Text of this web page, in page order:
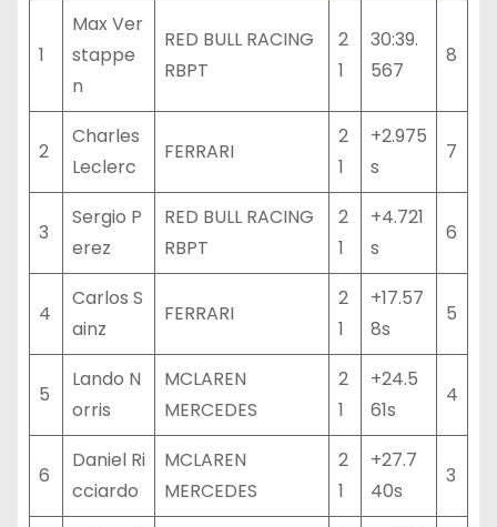
1
Max Ver
stappe
n
RED BULL RACING
RBPT
2
1
30:39.
567
8
2
Charles
Leclerc
FERRARI
2
1
+2.975
s
7
3
Sergio P
erez
RED BULL RACING
RBPT
2
1
+4.721
s
6
4
Carlos S
ainz
FERRARI
2
1
+17.57
8s
5
5
Lando N
orris
MCLAREN
MERCEDES
2
1
+24.5
61s
4
6
Daniel Ri
cciardo
MCLAREN
MERCEDES
2
1
+27.7
40s
3